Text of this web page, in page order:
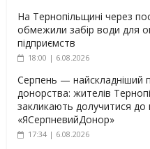
На Тернопільщині через
обмежили забір води для
підприємств
18:00 | 6.08.2026
Серпень — найскладніший
донорства: жителів
закликають долучитися до
«ЯСерпневийДонор»
17:34 | 6.08.2026